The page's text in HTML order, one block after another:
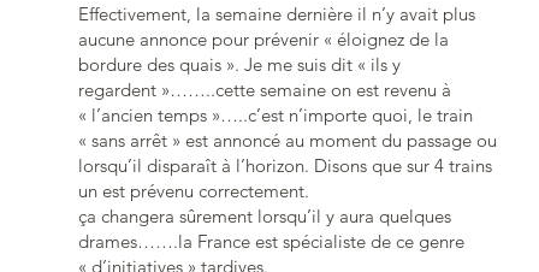
Effectivement, la semaine dernière il n’y avait plus
aucune annonce pour prévenir « éloignez de la
bordure des quais ». Je me suis dit « ils y
regardent »……..cette semaine on est revenu à
« l’ancien temps »…..c’est n’importe quoi, le train
« sans arrêt » est annoncé au moment du passage ou
lorsqu’il disparaît à l’horizon. Disons que sur 4 trains
un est prévenu correctement.
ça changera sûrement lorsqu’il y aura quelques
drames…….la France est spécialiste de ce genre
« d’initiatives » tardives.